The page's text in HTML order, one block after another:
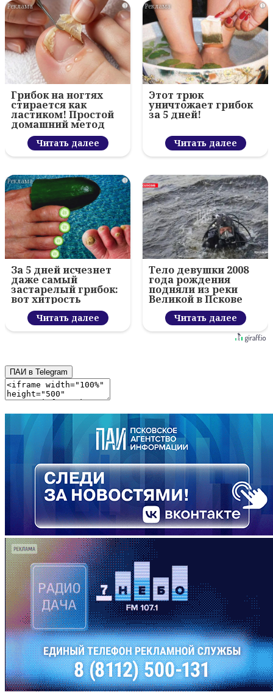
i
Грибок на ногтях
стирается как
ластиком! Простой
домашний метод
Читать далее
i
Этот трюк
уничтожает грибок
за 5 дней!
Читать далее
i
За 5 дней исчезнет
даже самый
застарелый грибок:
вот хитрость
Читать далее
Тело девушки 2008
года рождения
подняли из реки
Великой в Пскове
Читать далее
ПАИ в Telegram